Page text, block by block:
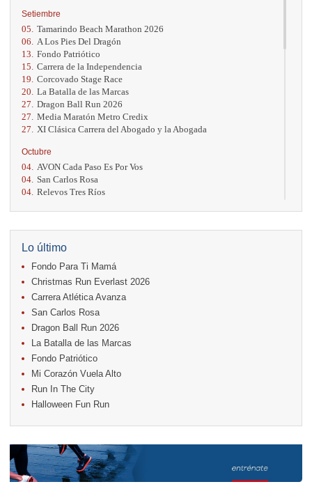
Setiembre
05. Tamarindo Beach Marathon 2026
06.
A Los Pies Del Dragón
13. Fondo Patriótico
15. Carrera de la Independencia
19. Corcovado Stage Race
20. La Batalla de las Marcas
27. Dragon Ball Run 2026
27. Media Maratón Metro Credix
27.
XI Clásica Carrera del Abogado y la Abogada
Octubre
04. AVON Cada Paso Es Por Vos
04. San Carlos Rosa
04. Relevos Tres Ríos
17. Caribe Paradise Run
18.
Casa Turire Trail Run
18. Warriors Run Circuit
18. Samsung Jacó Beach Half Marathon 2026
25. KRun by Under Armour
25. Run Alajuela
Noviembre
08. Lindora Run
15. Entre Pan y Rosas
Diciembre
06. Trail Vulcania 2026
12. Media Maratón Puntarenas 2026
Lo último
Fondo Para Ti Mamá
Christmas Run Everlast 2026
Carrera Atlética Avanza
San Carlos Rosa
Dragon Ball Run 2026
La Batalla de las Marcas
Fondo Patriótico
Mi Corazón Vuela Alto
Run In The City
Halloween Fun Run